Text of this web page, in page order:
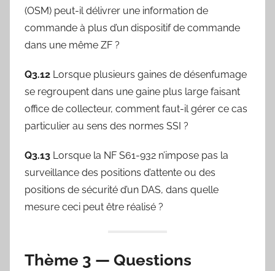
(OSM) peut-il délivrer une information de
commande à plus d’un dispositif de commande
dans une même ZF ?
Q3.12 Lorsque plusieurs gaines de désenfumage
se regroupent dans une gaine plus large faisant
office de collecteur, comment faut-il gérer ce cas
particulier au sens des normes SSI ?
Q3.13 Lorsque la NF S61-932 n’impose pas la
surveillance des positions d’attente ou des
positions de sécurité d’un DAS, dans quelle
mesure ceci peut être réalisé ?
Thème 3 — Questions